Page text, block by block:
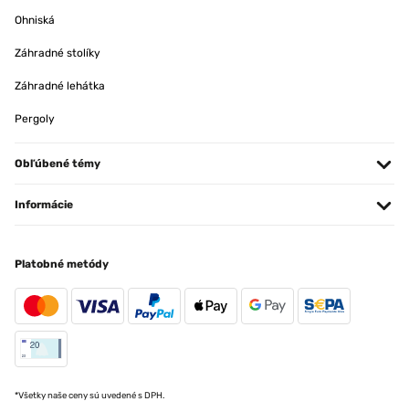
Ohniská
Záhradné stolíky
Záhradné lehátka
Pergoly
Obľúbené témy
Informácie
Platobné metódy
*Všetky naše ceny sú uvedené s DPH.